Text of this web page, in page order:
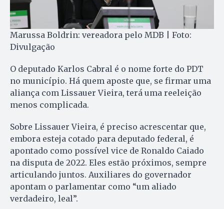
Marussa Boldrin: vereadora pelo MDB | Foto:
Divulgação
O deputado Karlos Cabral é o nome forte do PDT
no município. Há quem aposte que, se firmar uma
aliança com Lissauer Vieira, terá uma reeleição
menos complicada.
Sobre Lissauer Vieira, é preciso acrescentar que,
embora esteja cotado para deputado federal, é
apontado como possível vice de Ronaldo Caiado
na disputa de 2022. Eles estão próximos, sempre
articulando juntos. Auxiliares do governador
apontam o parlamentar como “um aliado
verdadeiro, leal”.